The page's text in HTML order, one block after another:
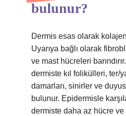
bulunur?
Dermis esas olarak
Uyarıya bağlı olarak
ve mast hücreleri
dermiste kıl folikülleri, ter/
damarları, sinirler ve
bulunur. Epidermisle
dermiste daha az hücre